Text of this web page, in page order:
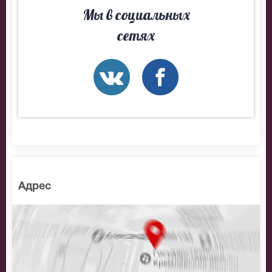
На нашем сайте всегда большой выбор билетов в
разные категории зрительного зала Кремлевский
Дворец. Если не удалось найти нужные билеты на
Гала-концерт посвящённый памяти Леонида
обязательно подберем Вам лучшие места по
Мы в социальных
сетях
Адрес